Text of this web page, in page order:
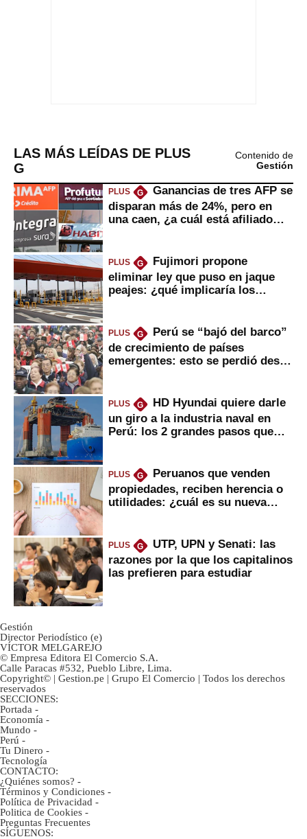
LAS MÁS LEÍDAS DE PLUS
G
Contenido de
Gestión
PLUS G
Ganancias de tres AFP se
disparan más de 24%, pero en
una caen, ¿a cuál está afiliado
PLUS G
Fujimori propone
eliminar ley que puso en jaque
peajes: ¿qué implicaría los
PLUS G
Perú se “bajó del barco”
de crecimiento de países
emergentes: esto se perdió desde
PLUS G
HD Hyundai quiere darle
un giro a la industria naval en
Perú: los 2 grandes pasos que
PLUS G
Peruanos que venden
propiedades, reciben herencia o
utilidades: ¿cuál es su nueva
PLUS G
UTP, UPN y Senati: las
razones por la que los capitalinos
las prefieren para estudiar
Gestión
Director Periodístico (e)
VÍCTOR MELGAREJO
© Empresa Editora El Comercio S.A.
Calle Paracas #532, Pueblo Libre, Lima.
Copyright© | Gestion.pe | Grupo El Comercio | Todos los derechos
reservados
SECCIONES:
Portada -
Economía -
Mundo -
Perú -
Tu Dinero -
Tecnología
CONTACTO:
¿Quiénes somos? -
Términos y Condiciones -
Política de Privacidad -
Politica de Cookies -
Preguntas Frecuentes
SÍGUENOS: